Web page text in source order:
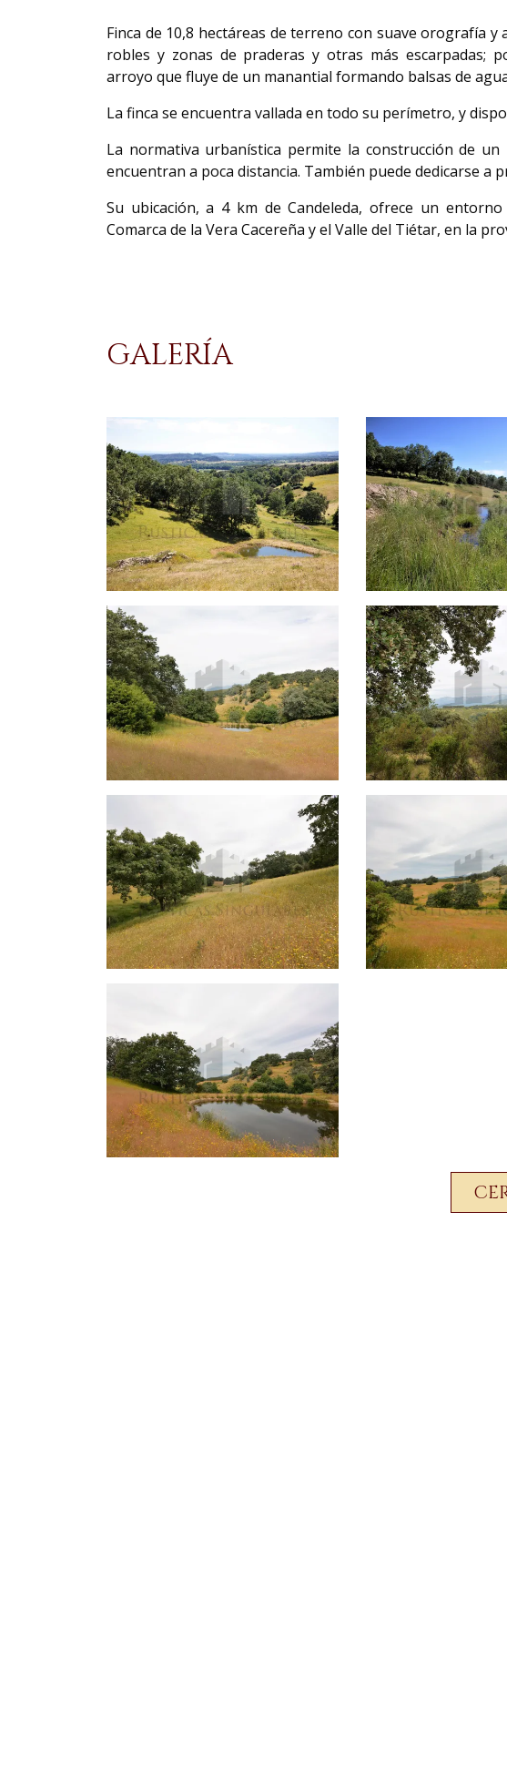
Finca de 10,8 hectáreas de terreno con suave orografía
robles y zonas de praderas y otras más escarpadas;
arroyo que fluye de un manantial formando balsas de
La finca se encuentra vallada en todo su perímetro, y
La normativa urbanística permite la construcción de
encuentran a poca distancia. También puede dedicarse a
Su ubicación, a 4 km de Candeleda, ofrece un
Comarca de la Vera Cacereña y el Valle del Tiétar, en la
GALERÍA